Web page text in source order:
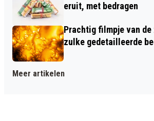
eruit, met bedragen
Prachtig filmpje van
zulke gedetailleerde
Meer artikelen